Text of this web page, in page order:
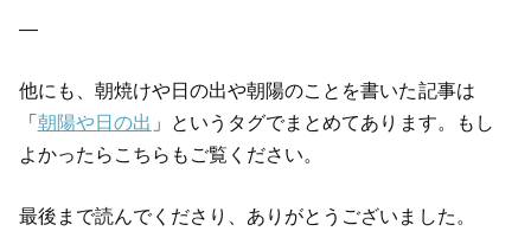
—
他にも、朝焼けや日の出や朝陽のことを書いた記事は
「 朝陽や日の出 」というタグでまとめてあります。もし
よかったらこちらもご覧ください。
最後まで読んでくださり、ありがとうございました。